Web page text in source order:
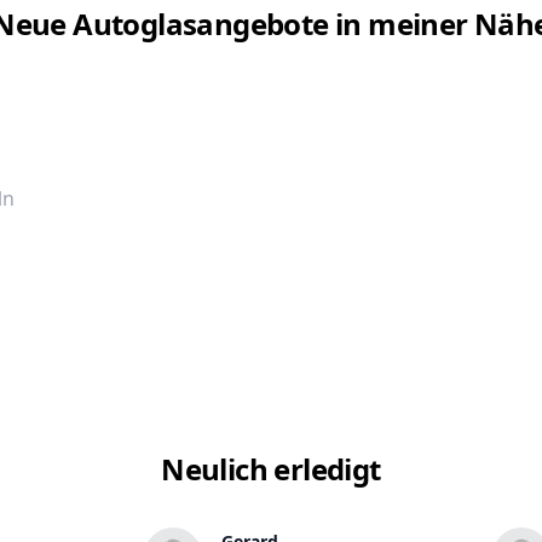
Autoglasangebote in meiner
Neulich erledigt